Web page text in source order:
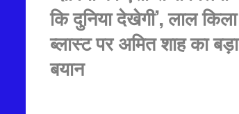
कि दुनिया देखेगी’, लाल किला
ब्लास्ट पर अमित शाह का बड़ा
बयान